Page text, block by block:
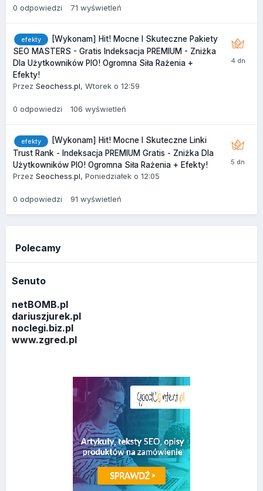
0 odpowiedzi 71 wyświetleń
efekty
[Wykonam] Hit! Mocne I Skuteczne Pakiety
SEO MASTERS - Gratis Indeksacja PREMIUM - Zniżka
Dla Użytkowników PIO! Ogromna Siła Rażenia +
Efekty!
Przez Seochess.pl, Wtorek o 12:59
0 odpowiedzi 106 wyświetleń
efekty
[Wykonam] Hit! Mocne I Skuteczne Linki
Trust Rank - Indeksacja PREMIUM Gratis - Zniżka Dla
Użytkowników PIO! Ogromna Siła Rażenia + Efekty!
Przez Seochess.pl, Poniedziałek o 12:05
0 odpowiedzi 91 wyświetleń
Polecamy
Senuto
netBOMB.pl
dariuszjurek.pl
noclegi.biz.pl
www.zgred.pl